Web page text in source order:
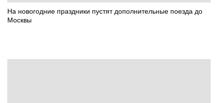
На новогодние праздники пустят дополнительные поезда до
Москвы